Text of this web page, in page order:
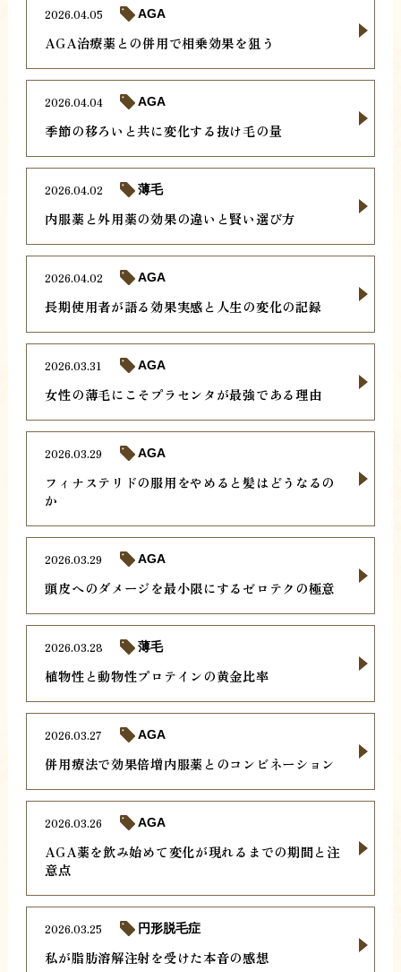
AGA治療薬との併用で相乗効果を狙う
2026.04.05 AGA
季節の移ろいと共に変化する抜け毛の量
2026.04.04 AGA
内服薬と外用薬の効果の違いと賢い選び方
2026.04.02 薄毛
長期使用者が語る効果実感と人生の変化の記録
2026.04.02 AGA
女性の薄毛にこそプラセンタが最強である理由
2026.03.31 AGA
フィナステリドの服用をやめると髪はどうなるの
か
2026.03.29 AGA
頭皮へのダメージを最小限にするゼロテクの極意
2026.03.29 AGA
植物性と動物性プロテインの黄金比率
2026.03.28 薄毛
併用療法で効果倍増内服薬とのコンビネーション
2026.03.27 AGA
AGA薬を飲み始めて変化が現れるまでの期間と注
意点
2026.03.26 AGA
私が脂肪溶解注射を受けた本音の感想
2026.03.25 円形脱毛症